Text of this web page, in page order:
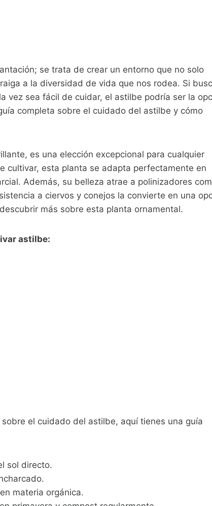
se trata de crear un entorno que no solo
a la diversidad de vida que nos rodea. Si
vez sea fácil de cuidar, el astilbe podría ser la
completa sobre el cuidado del astilbe y cómo
es una elección excepcional para cualquier
cultivar, esta planta se adapta perfectamente en
Además, su belleza atrae a polinizadores
a ciervos y conejos la convierte en una
más sobre esta planta ornamental.
astilbe:
el cuidado del astilbe, aquí tienes una guía
sol directo.
materia orgánica.